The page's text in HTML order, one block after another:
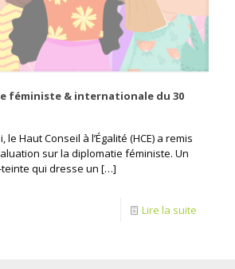
féministe & internationale du 30
le Haut Conseil à l’Égalité (HCE) a remis
sur la diplomatie féministe. Un
qui dresse un […]
Lire la suite